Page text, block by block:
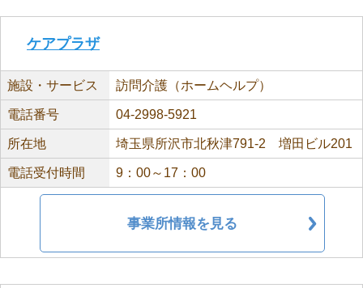
ケアプラザ
施設・サービス 訪問介護（ホームヘルプ）
電話番号 04-2998-5921
所在地 埼玉県所沢市北秋津791-2 増田ビル201
電話受付時間 9：00～17：00
事業所情報を見る